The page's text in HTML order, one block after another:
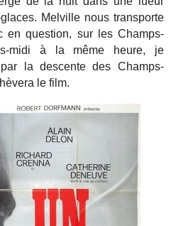
Melville nous transporte
question, sur les Champs-
midi à la même heure, je
la descente des Champs-
le film.